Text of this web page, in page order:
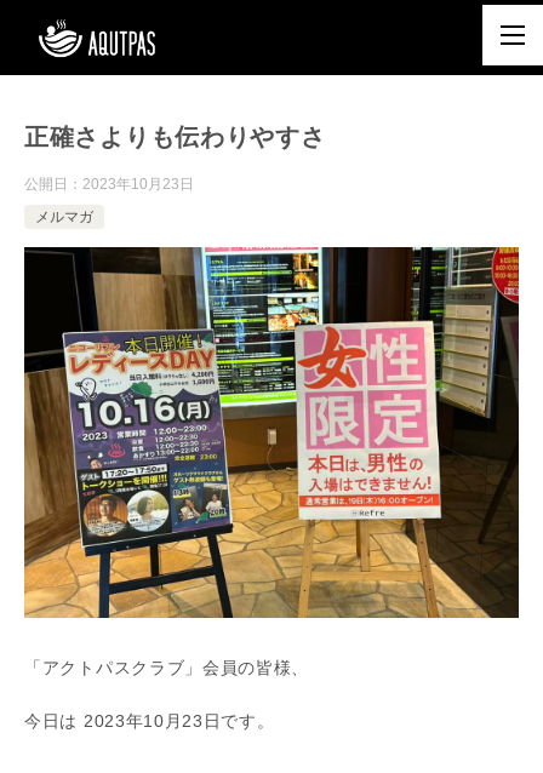
正確さよりも伝わりやすさ
公開日： 2023年10月23日
メルマガ
「アクトパスクラブ」会員の皆様、
今日は 2023年10月23日です。